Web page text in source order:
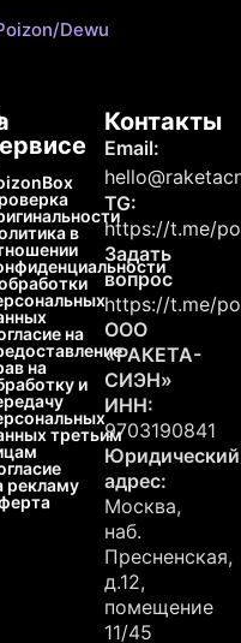
Dewu
в
на
на
и
третьим
рекламу
Контакты
Email:
TG:
https://t.me/
Задать
вопрос
https://t.me/
ООО
«РАКЕТА-
СИЭН»
ИНН:
9703190841
Юридический
адрес:
Москва,
наб.
Пресненская,
д.12,
помещение
11/45